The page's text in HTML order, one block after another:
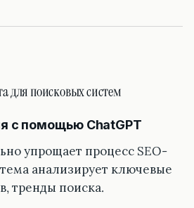
для поисковых систем
с помощью ChatGPT
упрощает процесс SEO-
анализирует ключевые
тренды поиска.